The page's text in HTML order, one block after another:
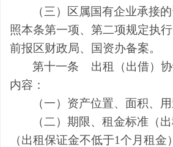
（三）区 属国有企业承接
照本条第一项、第二项规定执
前报区财政局、国资办备案。
第十一条
出租（出借）
内容：
（一）资产位置、面积、
（二）期限、租金标准（
（出租保证金不低于1个月租金